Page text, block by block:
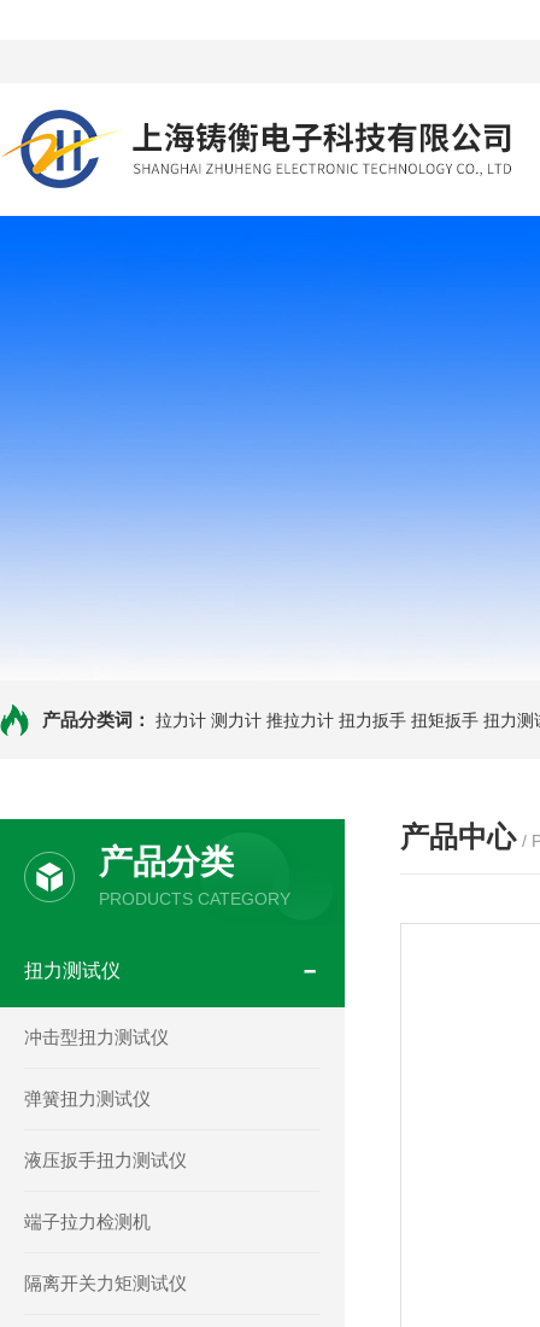
产品分类词： 拉力计 测力计 推拉力计 扭力扳手 扭矩扳手 扭力测
产品分类
PRODUCTS CATEGORY
扭力测试仪
冲击型扭力测试仪
弹簧扭力测试仪
液压扳手扭力测试仪
端子拉力检测机
隔离开关力矩测试仪
产品中心 /